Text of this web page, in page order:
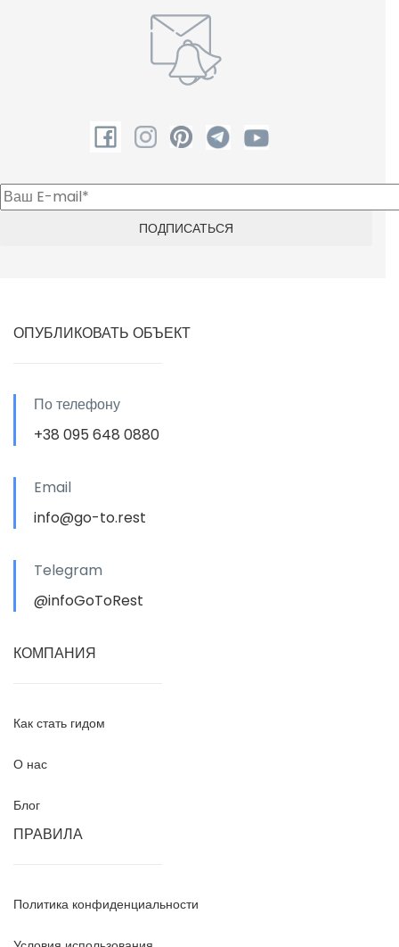
ОПУБЛИКОВАТЬ ОБЪЕКТ
По телефону
+38 095 648 0880
Email
info@go-to.rest
Telegram
@infoGoToRest
КОМПАНИЯ
Как стать гидом
О нас
Блог
ПРАВИЛА
Политика конфиденциальности